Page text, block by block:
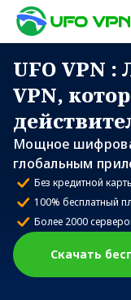
UFO VPN :
VPN,
Мощное
глобальным
Без кредитной
100% бесплатный
Более 2000
Скачать